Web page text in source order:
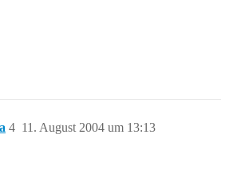
11. August 2004 um 13:13
4